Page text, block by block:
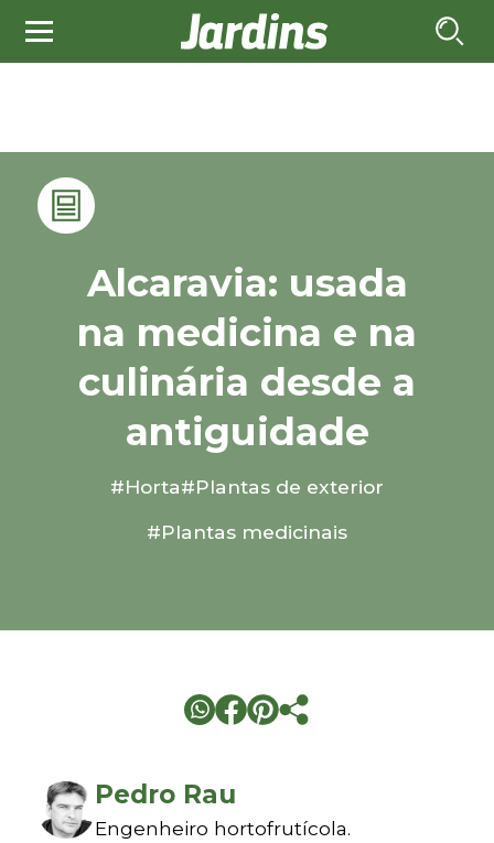
Alcaravia: usada
na medicina e na
culinária desde a
antiguidade
#Horta#Plantas de exterior
#Plantas medicinais
Pedro Rau
Engenheiro hortofrutícola.